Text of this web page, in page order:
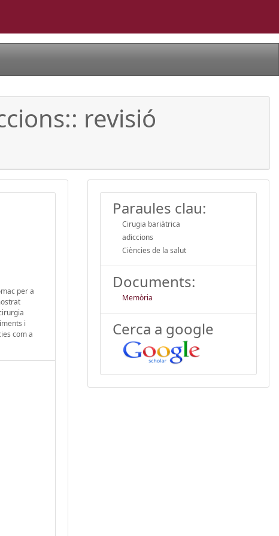
revisió
per a
i
com a
Paraules clau:
Cirugia bariàtrica
adiccions
Ciències de la salut
Documents:
Memòria
Cerca a google